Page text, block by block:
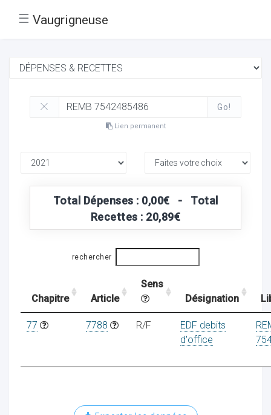
☰ Vaugrigneuse
Go!
Lien permanent
Total Dépenses : 0,00€ - Total
Recettes : 20,89€
rechercher
Chapitre Article
Sens
Désignation
77 7788 R/F
EDF debits
d'office